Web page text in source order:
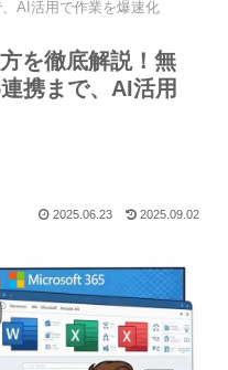
AI活用で作業を爆速化
を徹底解説！無
携まで、AI活用
2025.06.23 2025.09.02